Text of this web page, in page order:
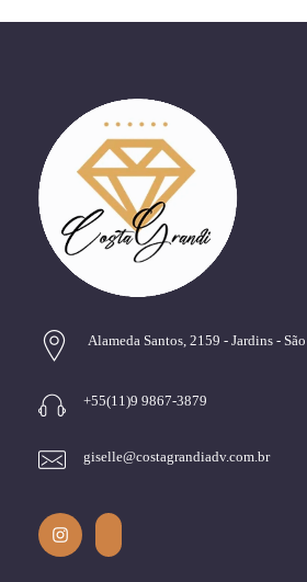
Alameda Santos, 2159 - Jardins -
+55(11)9 9867-3879
giselle@costagrandiadv.com.br